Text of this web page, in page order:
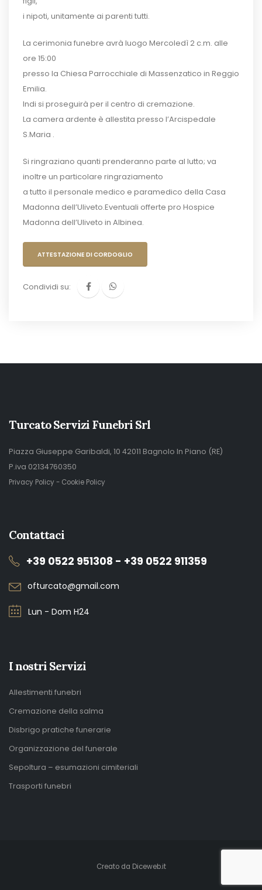
i nipoti, unitamente ai parenti tutti.
La cerimonia funebre avrà luogo Mercoledì 2 c.m. alle
ore 15:00
presso la Chiesa Parrocchiale di Massenzatico in Reggio
Emilia.
Indi si proseguirà per il centro di cremazione.
La camera ardente è allestita presso l’Arcispedale
S.Maria .
Si ringraziano quanti prenderanno parte al lutto; va
inoltre un particolare ringraziamento
a tutto il personale medico e paramedico della Casa
Madonna dell’Uliveto.Eventuali offerte pro Hospice
Madonna dell’Uliveto in Albinea.
ATTESTAZIONE DI CORDOGLIO
Condividi su:
Turcato Servizi Funebri Srl
Piazza Giuseppe Garibaldi, 10 42011 Bagnolo In Piano (RE)
P.iva 02134760350
Privacy Policy- Cookie Policy
Contattaci
+39 0522 951308 - +39 0522 911359
ofturcato@gmail.com
Lun - Dom H24
I nostri Servizi
Allestimenti funebri
Cremazione della salma
Disbrigo pratiche funerarie
Organizzazione del funerale
Sepoltura – esumazioni cimiteriali
Trasporti funebri
Creato da Diceweb.it